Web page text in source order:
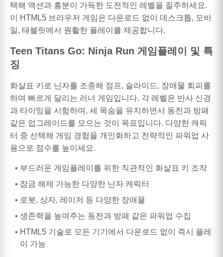
택해 액션과 흥분이 가득한 도전적인 레벨을 질주하세요.
이 HTML5 브라우저 게임은 다운로드 없이 데스크톱, 모바
일, 태블릿에서 원활한 플레이를 제공합니다.
Teen Titans Go: Ninja Run 게임플레이 및 특
징
화살표 키로 닌자를 조종해 점프, 슬라이드, 장애물 회피를
하며 빠르게 달리는 러너 게임입니다. 각 레벨은 반사 신경
과 타이밍을 시험하며, 세 목숨을 유지하면서 동전과 방패
같은 업그레이드를 모으는 것이 목표입니다. 다양한 캐릭
터 중 선택해 게임 경험을 개인화하고 전략적인 파워업 사
용으로 점수를 높이세요.
부드러운 게임플레이를 위한 직관적인 화살표 키 조작
잠금 해제 가능한 다양한 닌자 캐릭터
로봇, 상자, 레이저 등 다양한 장애물
생존력을 높여주는 동전과 방패 같은 파워업 수집
HTML5 기술로 모든 기기에서 다운로드 없이 즉시 플레
이 가능